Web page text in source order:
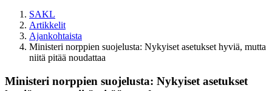
SAKL
Artikkelit
Ajankohtaista
Ministeri norppien suojelusta: Nykyiset asetukset hyviä, mutta
niitä pitää noudattaa
Ministeri norppien suojelusta: Nykyiset asetukset